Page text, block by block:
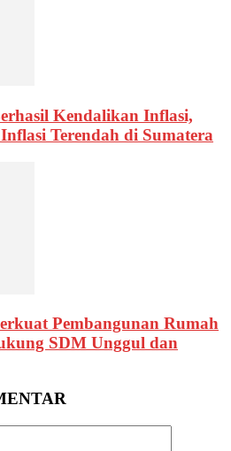
Kendalikan Inflasi,
Terendah di Sumatera
Pembangunan Rumah
SDM Unggul dan